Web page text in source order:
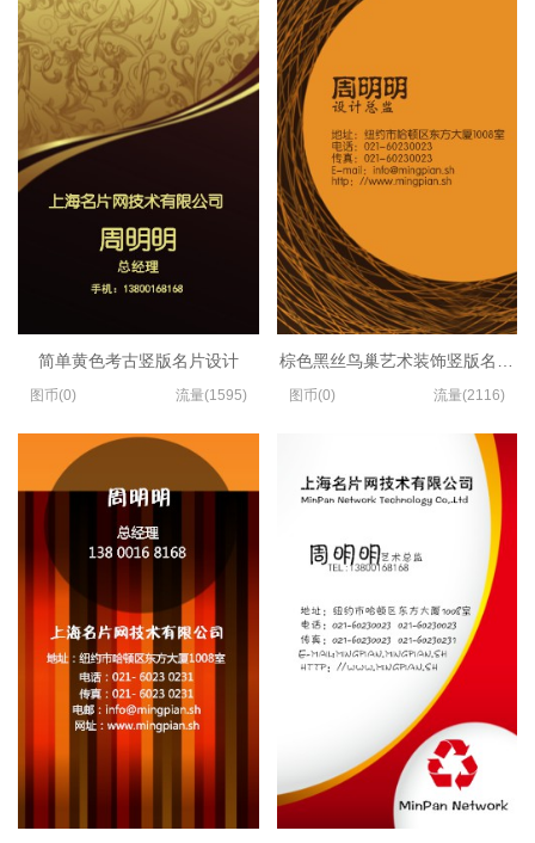
简单黄色考古竖版名片设计
图币(0) 流量(1595)
棕色黑丝鸟巢艺术装饰竖版名片模
图币(0) 流量(2116)